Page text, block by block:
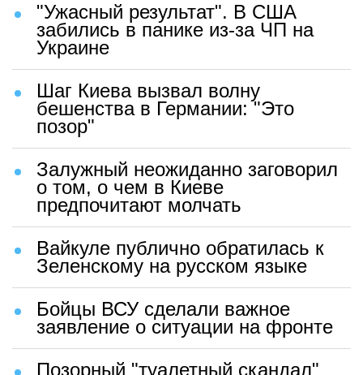
"Ужасный результат". В США
забились в панике из-за ЧП на
Украине
Шаг Киева вызвал волну
бешенства в Германии: "Это
позор"
Залужный неожиданно заговорил
о том, о чем в Киеве
предпочитают молчать
Вайкуле публично обратилась к
Зеленскому на русском языке
Бойцы ВСУ сделали важное
заявление о ситуации на фронте
Позорный "туалетный скандал"